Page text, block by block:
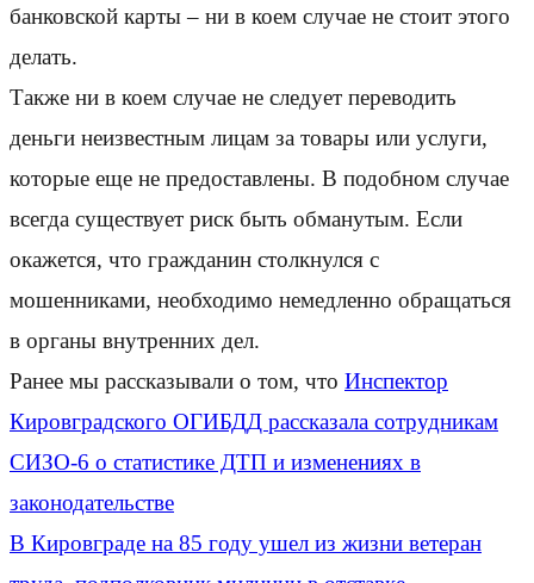
банковской карты – ни в коем случае не стоит этого
делать.
Также ни в коем случае не следует переводить
деньги неизвестным лицам за товары или услуги,
которые еще не предоставлены. В подобном случае
всегда существует риск быть обманутым. Если
окажется, что гражданин столкнулся с
мошенниками, необходимо немедленно обращаться
в органы внутренних дел.
Ранее мы рассказывали о том, что Инспектор
Кировградского ОГИБДД рассказала сотрудникам
СИЗО-6 о статистике ДТП и изменениях в
законодательстве
В Кировграде на 85 году ушел из жизни ветеран